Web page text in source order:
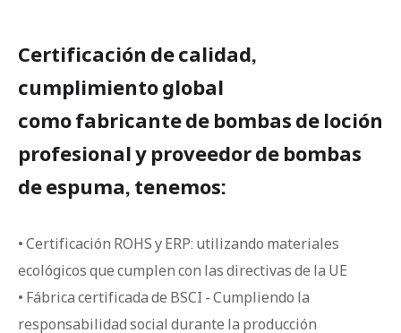
Certificación de calidad,
cumplimiento global
como fabricante de bombas de loción
profesional y proveedor de bombas
de espuma, tenemos:
• Certificación ROHS y ERP: utilizando materiales
ecológicos que cumplen con las directivas de la UE
• Fábrica certificada de BSCI - Cumpliendo la
responsabilidad social durante la producción